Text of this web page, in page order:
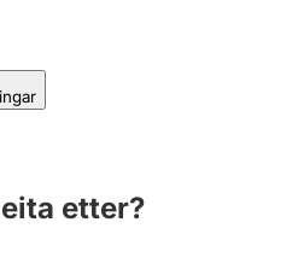
etter?